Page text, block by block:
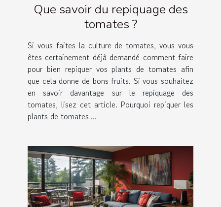
Que savoir du repiquage des
tomates ?
Si vous faites la culture de tomates, vous vous
êtes certainement déjà demandé comment faire
pour bien repiquer vos plants de tomates afin
que cela donne de bons fruits. Si vous souhaitez
en savoir davantage sur le repiquage des
tomates, lisez cet article. Pourquoi repiquer les
plants de tomates ...